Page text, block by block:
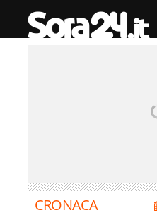
CRONACA